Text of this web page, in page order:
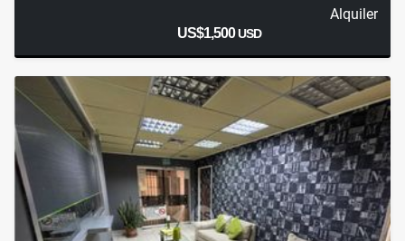
Alquiler
US$1,500USD